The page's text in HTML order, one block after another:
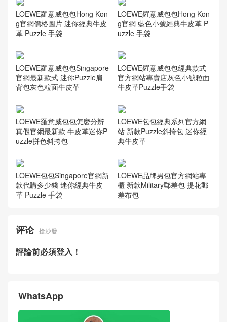
LOEWE羅意威包包Hong Kon
g官網價格圖片 迷你經典牛皮
革 Puzzle 手袋
LOEWE羅意威包包Hong Kon
g官網 藍色小號經典牛皮革 P
uzzle 手袋
LOEWE羅意威包包Singapore
官網最新款式 迷你Puzzle肩
背包灰色粒面牛皮革
LOEWE羅意威包包經典款式
官方網站專賣店灰色小號粒面
牛皮革Puzzle手袋
LOEWE羅意威包包怎麽分辨
真假官網最新款 牛皮革迷你P
uzzle拼色斜挎包
LOEWE包包經典系列官方網
站 新款Puzzle斜挎包 迷你經
典牛皮革
LOEWE包包Singapore官網新
款代購多少錢 迷你經典牛皮
革 Puzzle 手袋
LOEWE品牌男包官方網站專
櫃 新款Military郵差包 提花郵
差布包
评论 搶沙發
評論前必須登入！
WhatsApp